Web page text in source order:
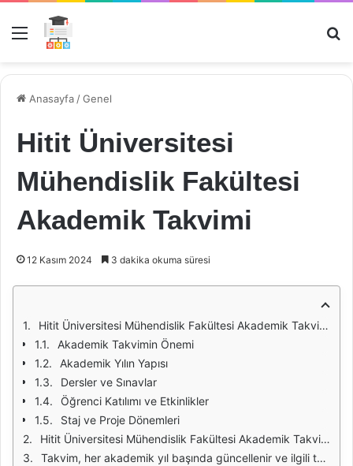
Menü
Anasayfa /Genel
Hitit Üniversitesi
Mühendislik Fakültesi
Akademik Takvimi
12 Kasım 2024 3 dakika okuma süresi
Hitit Üniversitesi Mühendislik Fakültesi Akademik Takvimi
Akademik Takvimin Önemi
Akademik Yılın Yapısı
Dersler ve Sınavlar
Öğrenci Katılımı ve Etkinlikler
Staj ve Proje Dönemleri
Hitit Üniversitesi Mühendislik Fakültesi Akademik Takvimi, eğitim-öğretim süreçlerinin düzenlenmesi açısından kritik bir öneme sahiptir. Bu takvim, öğrencilerin ders programlarını, sınav tarihlerini ve diğer akademik etkinlikleri planlamalarına yardımcı olur. Öğrenciler, akademik takvimi takip ederek, dönem içindeki önemli tarihler hakkında bilgi sahibi olabilir ve eğitim süreçlerini daha verimli bir şekilde yönetebilirler.
Takvim, her akademik yıl başında güncellenir ve ilgili tüm paydaşlarla paylaşılır. Bu güncellemeler, çeşitli akademik takvim dönemleri, kayıt tarihleri, ders başlangıç ve bitiş tarihleri gibi bilgileri içerir. Öğrenciler, bu bilgileri dikkate alarak ders seçimlerini yapabilir ve akademik başarılarını artırmak için gerekli adımları atabilirler.